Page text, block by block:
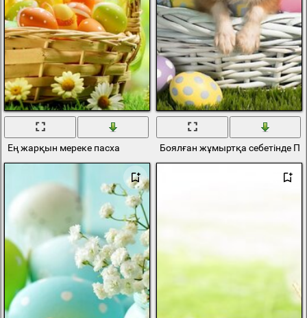
Ең жарқын мереке пасха Боялған жұмыртқа себетінде